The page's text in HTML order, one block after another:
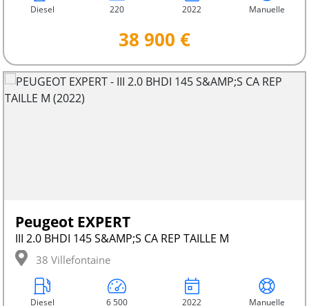
Diesel 220 2022 Manuelle
38 900 €
Peugeot EXPERT
III 2.0 BHDI 145 S&AMP;S CA REP TAILLE M
38 Villefontaine
Diesel 6 500 2022 Manuelle